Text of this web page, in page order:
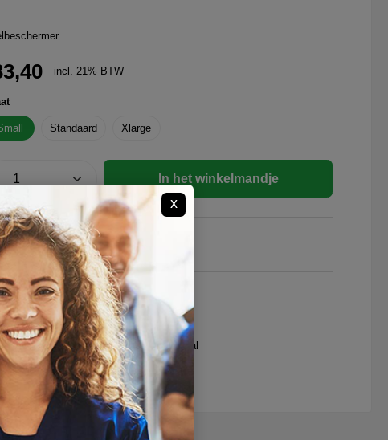
incl. 21% BTW
Standaard Xlarge
In het winkelmandje
1013
Snelle leveringen
Altijd een passend advies
Zichten aanvragen door zorgprofessional
"Vraag het ons gerust"
x